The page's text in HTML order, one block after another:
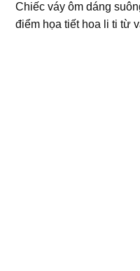
Chiếc váy ôm dáng
điểm họa tiết hoa li ti từ